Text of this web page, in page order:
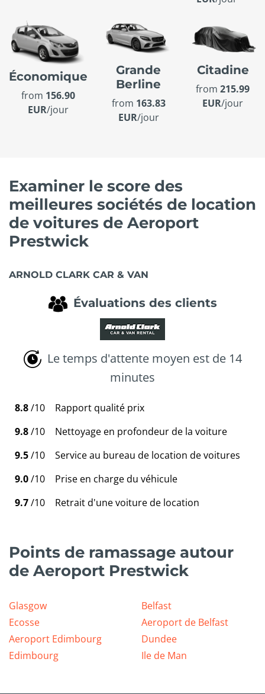
Économique
from 156.90
EUR/jour
Grande
Berline
from 163.83
EUR/jour
Citadine
from215.99
EUR/jour
Examiner le score des
meilleures sociétés de location
de voitures de Aeroport
Prestwick
ARNOLD CLARK CAR & VAN
Évaluations des clients
Le temps d'attente moyen est de 14
minutes
8.8/10
Rapport qualité prix
9.8/10
Nettoyage en profondeur de la voiture
9.5/10
Service au bureau de location de voitures
9.0/10
Prise en charge du véhicule
9.7/10 Retrait d'une voiture de location
Points de ramassage autour
de Aeroport Prestwick
Glasgow
Ecosse
Aeroport Edimbourg
Edimbourg
Belfast
Aeroport de Belfast
Dundee
Ile de Man